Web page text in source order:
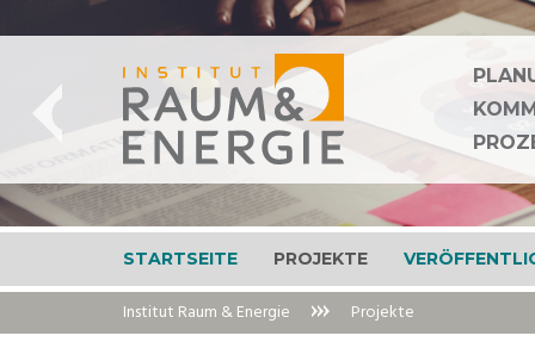
Navigation
Inhalt
STARTSEITE PROJEKTE
Institut Raum & Energie Projekte